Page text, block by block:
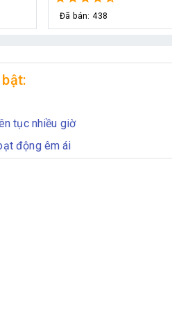
Đã bán: 257
tục nhiều giờ
động êm ái